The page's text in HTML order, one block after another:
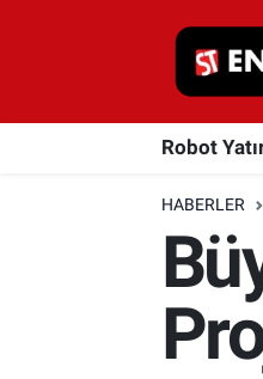
Robot
HABERLER
Robot Yatırımları
Proses Otomasyonu
Otomasyon